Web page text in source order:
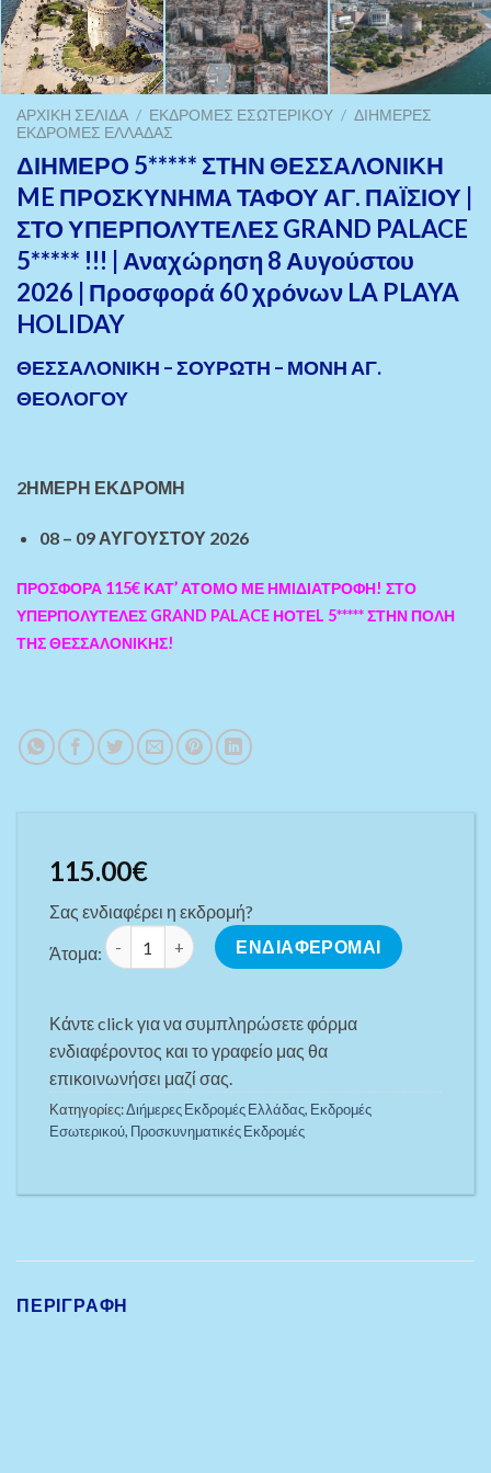
ΑΡΧΙΚΉ ΣΕΛΊΔΑ / ΕΚΔΡΟΜΈΣ ΕΣΩΤΕΡΙΚΟΎ / ΔΙΉΜΕΡΕΣ
ΕΚΔΡΟΜΈΣ ΕΛΛΆΔΑΣ
ΔΙΗΜΕΡΟ 5***** ΣΤΗΝ ΘΕΣΣΑΛΟΝΙΚΗ
ME ΠΡΟΣΚΥΝΗΜΑ ΤΑΦΟΥ ΑΓ. ΠΑΪΣΙΟΥ |
ΣΤΟ ΥΠΕΡΠΟΛΥΤΕΛΕΣ GRAND PALACE
5***** !!! | Αναχώρηση 8 Αυγούστου
2026 | Προσφορά 60 χρόνων LA PLAYA
HOLIDAY
ΘΕΣΣΑΛΟΝΙΚΗ – ΣΟΥΡΩΤΗ – ΜΟΝΗ ΑΓ.
ΘΕΟΛΟΓΟΥ
2ΗΜΕΡΗ ΕΚΔΡΟΜΗ
08 – 09 ΑΥΓΟΥΣΤΟΥ 2026
ΠΡΟΣΦΟΡΑ 115€ ΚΑΤ’ ΑΤΟΜΟ ΜΕ ΗΜΙΔΙΑΤΡΟΦΗ! ΣΤΟ
ΥΠΕΡΠΟΛΥΤΕΛΕΣ GRAND PALACE ΗΟΤΕL 5***** ΣΤΗΝ ΠΟΛΗ
ΤΗΣ ΘΕΣΣΑΛΟΝΙΚΗΣ!
115.00€
Σας ενδιαφέρει η εκδρομή?
Άτομα:
ΔΙΗΜΕΡΟ 5***** ΣΤΗΝ ΘΕΣΣΑΛΟΝΙΚΗ ME
ΕΝΔΙΑΦΕΡΟΜΑΙ
Κάντε click για να συμπληρώσετε φόρμα
ενδιαφέροντος και το γραφείο μας θα
επικοινωνήσει μαζί σας.
Κατηγορίες:Διήμερες Εκδρομές Ελλάδας, Εκδρομές
Εσωτερικού, Προσκυνηματικές Εκδρομές
ΠΕΡΙΓΡΑΦΉ